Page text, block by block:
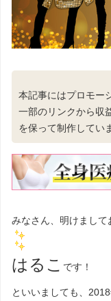
本記事にはプロモー
一部のリンクから収
を保って制作してい
みなさん、明けまし
はるこ です！
といいましても、